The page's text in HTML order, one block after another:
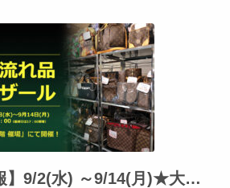
【バーゲン情報】9/2(水) ～9/14(月)★大阪・阪神百貨店にて「阪神の質流れ品大バザール」開催!!